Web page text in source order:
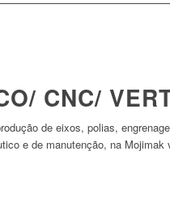
CNC/
de eixos, polias,
e de manutenção, na